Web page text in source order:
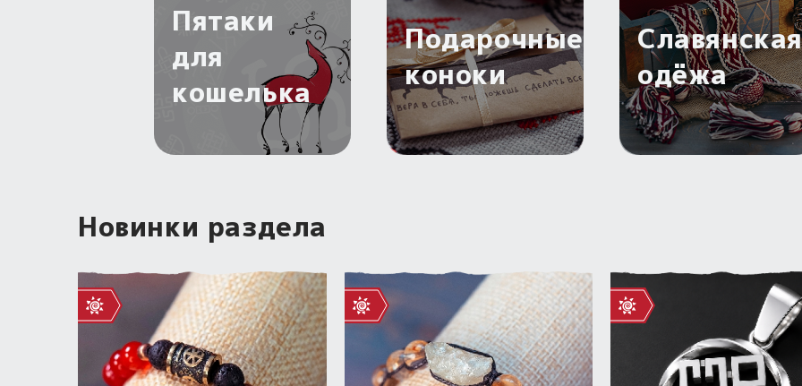
Пятаки
для
кошелька
Подарочные
коноки
Славянская
одёжа
Новинки раздела